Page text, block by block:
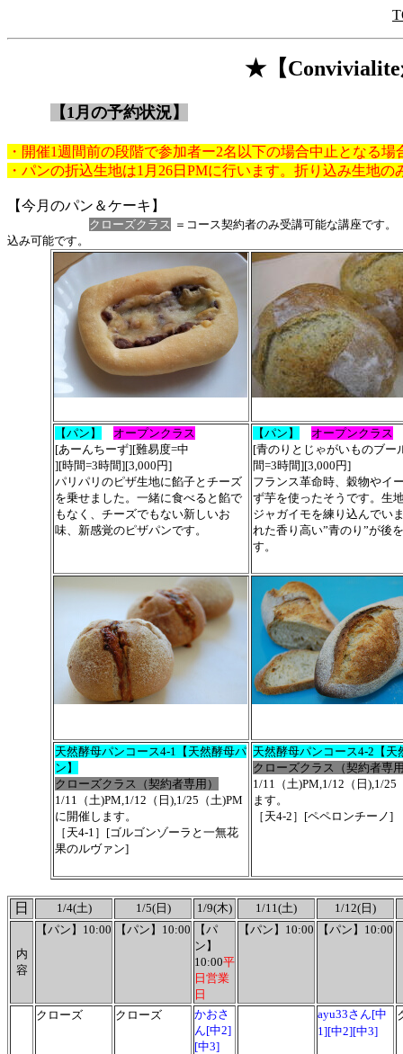
★【
【1月の予約状況】
・開催1週間前の段階で参加者ー2名以下の場合中止となる場
・パンの折込生地は1月26日PMに行います。折り込み生地の
【今月のパン＆ケーキ】
クローズクラス ＝コース契約者のみ受講可能な講座です
込み可能です。
【パン】
オープンクラス
[あーんちーず][難易度=中
][時間=3時間][3,000円]
パリパリのピザ生地に餡子とチーズ
を乗せました。一緒に食べると餡で
もなく、チーズでもない新しいお
味、新感覚のピザパンです。
【パン】
オープンクラス
[青のりとじゃがいものブー
間=3時間][3,000円]
フランス革命時、穀物やイ
ず芋を使ったそうです。生
ジャガイモを練り込んでい
れた香り高い”青のり”が後
す。
天然酵母パンコース4-1【天然酵母パ
ン】
クローズクラス（契約者専用）
1/11（土)PM,1/12（日),1/25（土)PM
に開催します。
［天4-1］[ゴルゴンゾーラと一無花
果のルヴァン]
天然酵母パンコース4-2【天
クローズクラス（契約者専
1/11（土)PM,1/12（日),1/25
ます。
［天4-2］[ペペロンチーノ]
日 1/4(土) 1/5(日) 1/9(木) 1/11(土) 1/12(日)
内
容
【パン】10:00 【パン】10:00
【パ
ン】
10:00平
日営業
日
【パン】10:00 【パン】10:00
クローズ クローズ
かおさ
ん[中2]
[中3]
ayu33さん[中
1][中2][中3]